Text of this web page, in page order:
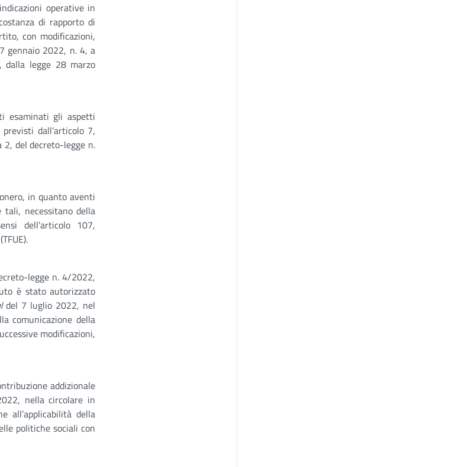
operative in
di rapporto di
con modificazioni,
gennaio 2022, n. 4, a
dalla legge 28 marzo
esaminati gli aspetti
dall’articolo 7,
del decreto-legge n.
in quanto aventi
necessitano della
dell'articolo 107,
legge n. 4/2022,
è stato autorizzato
del 7 luglio 2022, nel
comunicazione della
modificazioni,
addizionale
nella circolare in
all’applicabilità della
politiche sociali con